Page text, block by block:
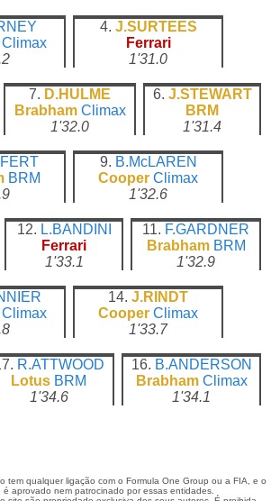
Climax
4. J.SURTEES
Ferrari
1'31.0
7. D.HULME
Brabham Climax
1'32.0
6. J.STEWART
BRM
1'31.4
BRM
9. B.McLAREN
Cooper Climax
1'32.6
12. L.BANDINI
Ferrari
1'33.1
11. F.GARDNER
Brabham BRM
1'32.9
Climax
14. J.RINDT
Cooper Climax
1'33.7
R.ATTWOOD
Lotus BRM
1'34.6
16. B.ANDERSON
Brabham Climax
1'34.1
tem qualquer ligação com o Formula One Group ou a FIA, e o
aprovado nem patrocinado por essas entidades.